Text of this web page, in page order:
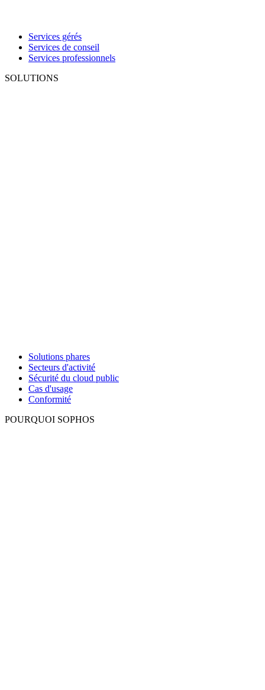
Services gérés
Services de conseil
Services professionnels
SOLUTIONS
Solutions phares
Secteurs d'activité
Sécurité du cloud public
Cas d'usage
Conformité
POURQUOI SOPHOS